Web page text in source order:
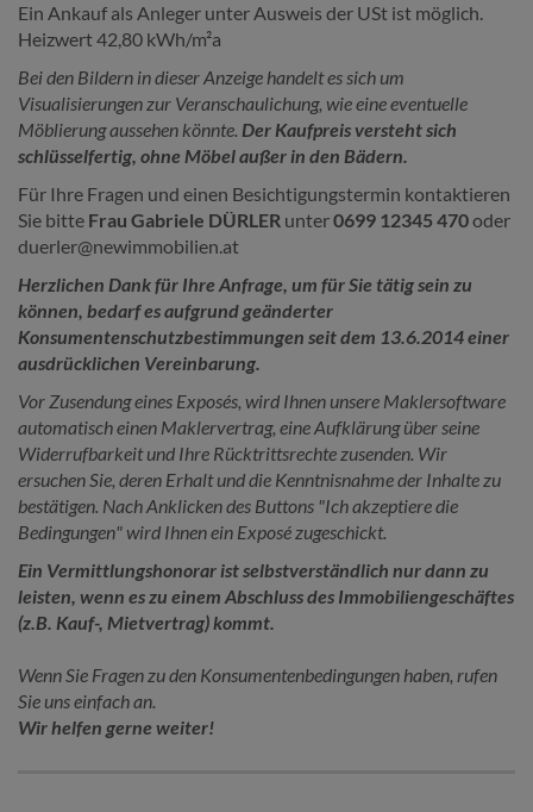
Ein Ankauf als Anleger unter Ausweis der USt ist möglich.
Heizwert 42,80 kWh/m²a
Bei den Bildern in dieser Anzeige handelt es sich um
Visualisierungen zur Veranschaulichung, wie eine eventuelle
Möblierung aussehen könnte. Der Kaufpreis versteht sich
schlüsselfertig, ohne Möbel außer in den Bädern.
Für Ihre Fragen und einen Besichtigungstermin kontaktieren
Sie bitte Frau Gabriele DÜRLER unter0699 12345 470oder
duerler@newimmobilien.at
Herzlichen Dank für Ihre Anfrage, um für Sie tätig sein zu
können, bedarf es aufgrund geänderter
Konsumentenschutzbestimmungen seit dem 13.6.2014 einer
ausdrücklichen Vereinbarung.
Vor Zusendung eines Exposés, wird Ihnen unsere Maklersoftware
automatisch einen Maklervertrag, eine Aufklärung über seine
Widerrufbarkeit und Ihre Rücktrittsrechte zusenden. Wir
ersuchen Sie, deren Erhalt und die Kenntnisnahme der Inhalte zu
bestätigen. Nach Anklicken des Buttons "Ich akzeptiere die
Bedingungen" wird Ihnen ein Exposé zugeschickt.
Ein Vermittlungshonorar ist selbstverständlich nur dann zu
leisten, wenn es zu einem Abschluss des Immobiliengeschäftes
(z.B. Kauf-, Mietvertrag) kommt.
Wenn Sie Fragen zu den Konsumentenbedingungen haben, rufen
Sie uns einfach an.
Wir helfen gerne weiter!